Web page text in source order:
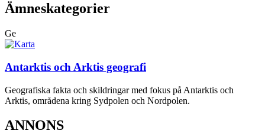
Ämneskategorier
Ge
Antarktis och Arktis geografi
Geografiska fakta och skildringar med fokus på Antarktis och
Arktis, områdena kring Sydpolen och Nordpolen.
ANNONS